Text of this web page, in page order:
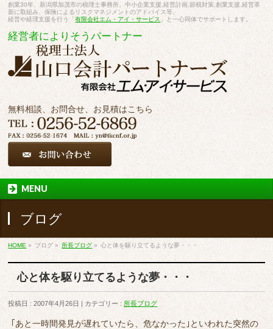
創業30年、新潟県加茂市の税理士事務所。中小企業支援,経営計画,節税対策,創業支援,経営革
新に取組み、保険によるリスクマネジメントのアドバイス等。
経営や経理支援を行う「有限会社エム・アイ・サービス 」と一心同体でサポートします。
経営者によりそうパートナー
無料相談、お問合せ、お見積はこちら
MENU
ブログ
HOME » ブログ » 所長ブログ » 心と体を駆り立てるような夢・・・
心と体を駆り立てるような夢・・・
投稿日 : 2007年4月26日 カテゴリー : 所長ブログ
｢あと一時間発見が遅れていたら、危なかった｣といわれた突然の